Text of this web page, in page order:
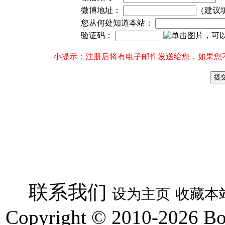
微博地址：
（建
您从何处知道本站：
验证码：
小提示：注册后将有电子邮件发送给您，如果
联系我们 设为主页 收藏本
Copyright © 2010-2026